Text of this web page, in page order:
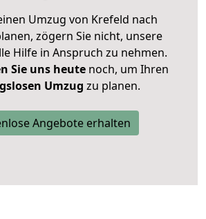
Umzug von Krefeld nach
zögern Sie nicht, unsere
Hilfe in Anspruch zu nehmen.
Sie uns heutenoch, um Ihren
Umzug zu planen.
Angebote erhalten